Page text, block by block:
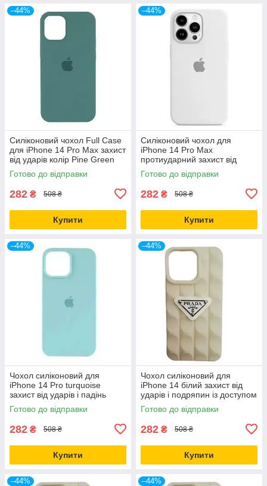
–44%
Силіконовий чохол Full Case
для iPhone 14 Pro Max захист
від ударів колір Pine Green
Готово до відправки
282 ₴ 508 ₴
Купити
–44%
Силіконовий чохол для
iPhone 14 Pro Max
протиударний захист від
падінь колір Білий
Готово до відправки
282 ₴ 508 ₴
Купити
–44%
Чохол силіконовий для
iPhone 14 Pro turquoise
захист від ударів і падінь
легкий і міцний
Готово до відправки
282 ₴ 508 ₴
Купити
–44%
Чохол силіконовий для
iPhone 14 білий захист від
ударів і подряпин із доступом
до кнопок
Готово до відправки
282 ₴ 508 ₴
Купити
–44% –44%